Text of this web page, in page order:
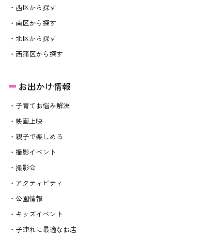
・西区から探す
・南区から探す
・北区から探す
・西蒲区から探す
お出かけ情報
・子育てお悩み解決
・映画上映
・親子で楽しめる
・撮影イベント
・撮影会
・アクティビティ
・公園情報
・キッズイベント
・子連れに最適なお店